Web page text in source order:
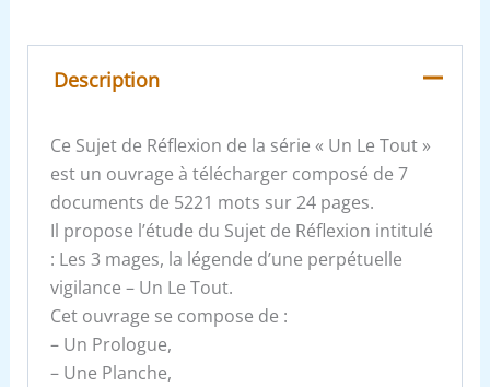
Description
Ce Sujet de Réflexion de la série « Un Le Tout »
est un ouvrage à télécharger composé de 7
documents de 5221 mots sur 24 pages.
Il propose l’étude du Sujet de Réflexion intitulé
: Les 3 mages, la légende d’une perpétuelle
vigilance – Un Le Tout.
Cet ouvrage se compose de :
– Un Prologue,
– Une Planche,